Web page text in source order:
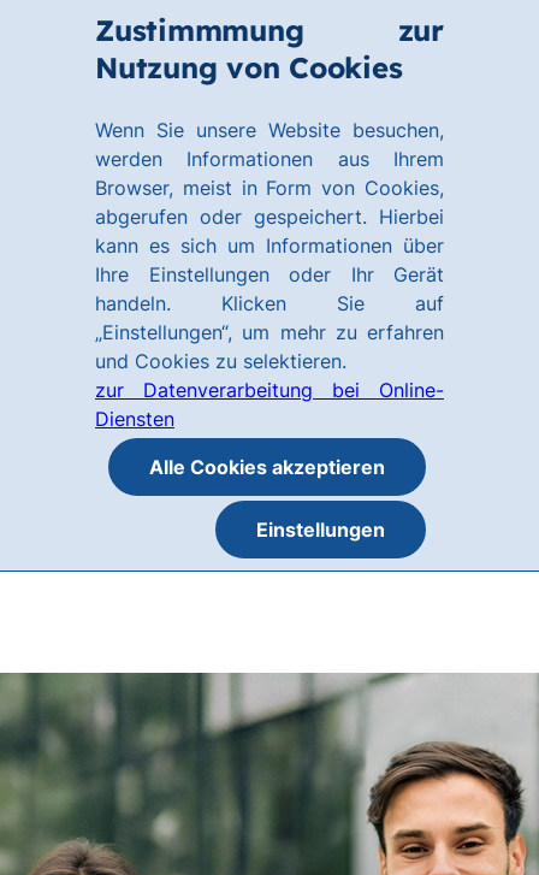
Zustimmmung zur
Nutzung von Cookies
Wenn Sie unsere Website besuchen,
werden Informationen aus Ihrem
Browser, meist in Form von Cookies,
abgerufen oder gespeichert. Hierbei
kann es sich um Informationen über
Ihre Einstellungen oder Ihr Gerät
handeln. Klicken Sie auf
„Einstellungen“, um mehr zu erfahren
und Cookies zu selektieren.
zur Datenverarbeitung bei Online-
Diensten
Alle Cookies akzeptieren
Einstellungen
Hauptinhalt